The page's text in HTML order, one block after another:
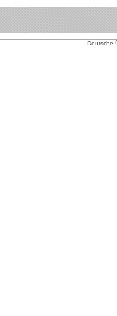
Deutsche